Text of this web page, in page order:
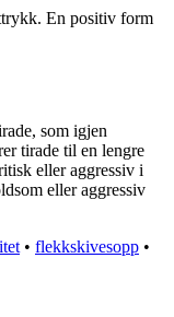
En positiv form
som igjen
tirade til en lengre
eller aggressiv i
eller aggressiv
• flekkskivesopp •